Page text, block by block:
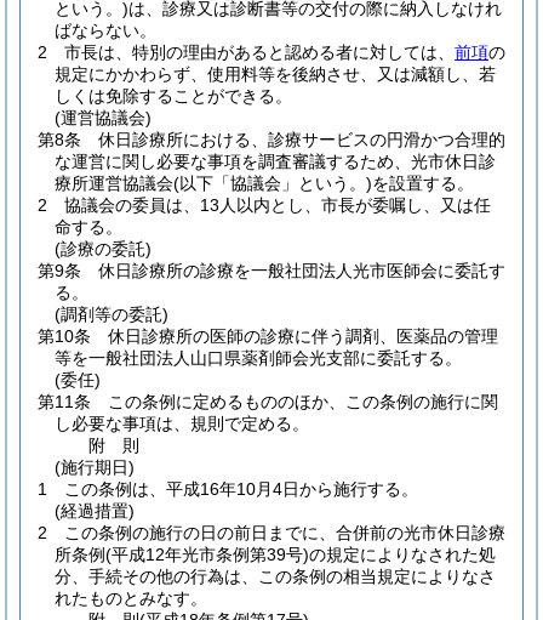
という。)は、診療又は診断書等の交付の際に納入しなけれ
ばならない。
2
市長は、特別の理由があると認める者に対しては、 前項の
規定にかかわらず、使用料等を後納させ、又は減額し、若
しくは免除することができる。
(運営協議会)
第8条
休日診療所における、診療サービスの円滑かつ合理的
な運営に関し必要な事項を調査審議するため、光市休日診
療所運営協議会(以下「協議会」という。)を設置する。
2
協議会の委員は、13人以内とし、市長が委嘱し、又は任
命する。
(診療の委託)
第9条
休日診療所の診療を一般社団法人光市医師会に委託す
る。
(調剤等の委託)
第10条
休日診療所の医師の診療に伴う調剤、医薬品の管理
等を一般社団法人山口県薬剤師会光支部に委託する。
(委任)
第11条
この条例に定めるもののほか、この条例の施行に関
し必要な事項は、規則で定める。
附 則
(施行期日)
1
この条例は、平成16年10月4日から施行する。
(経過措置)
2
この条例の施行の日の前日までに、合併前の光市休日診療
所条例(平成12年光市条例第39号)の規定によりなされた処
分、手続その他の行為は、この条例の相当規定によりなさ
れたものとみなす。